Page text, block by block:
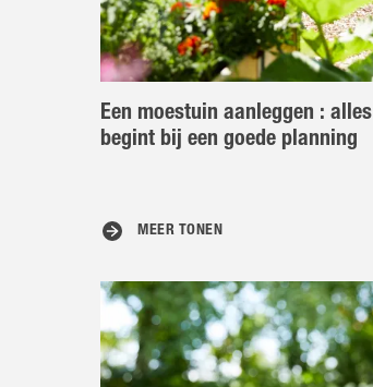
Een moestuin aanleggen : alles
begint bij een goede planning
MEER TONEN